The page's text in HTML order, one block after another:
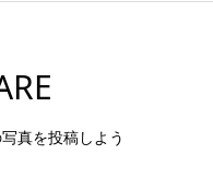
真を投稿しよう